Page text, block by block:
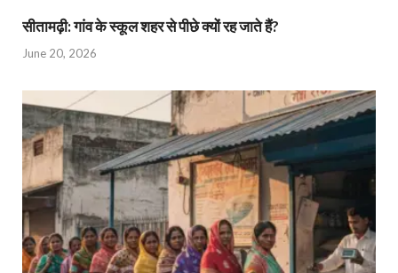
सीतामढ़ी: गांव के स्कूल शहर से पीछे क्यों रह जाते हैं?
June 20, 2026